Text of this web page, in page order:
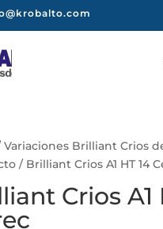
Brilliant Crios
/ Brilliant Crios A1 HT 14
Crios A1